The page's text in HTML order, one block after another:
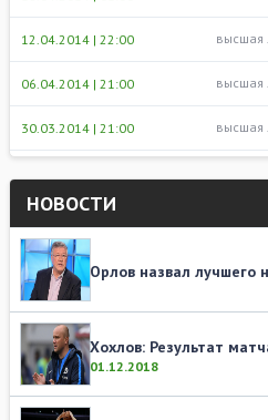
12.04.2014 | 22:00 высшая
06.04.2014 | 21:00 высшая
30.03.2014 | 21:00 высшая
НОВОСТИ
Орлов назвал лучшего
Хохлов: Результат
01.12.2018